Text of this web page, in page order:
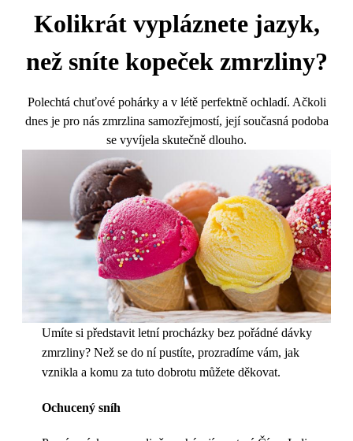
Kolikrát vypláznete jazyk,
než sníte kopeček zmrzliny?
Polechtá chuťové pohárky a v létě perfektně ochladí. Ačkoli
dnes je pro nás zmrzlina samozřejmostí, její současná podoba
se vyvíjela skutečně dlouho.
Umíte si představit letní procházky bez pořádné dávky
zmrzliny? Než se do ní pustíte, prozradíme vám, jak
vznikla a komu za tuto dobrotu můžete děkovat.
Ochucený sníh